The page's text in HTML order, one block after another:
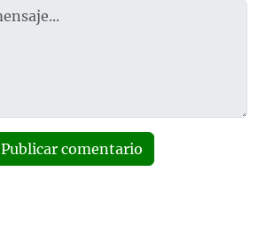
Publicar comentario